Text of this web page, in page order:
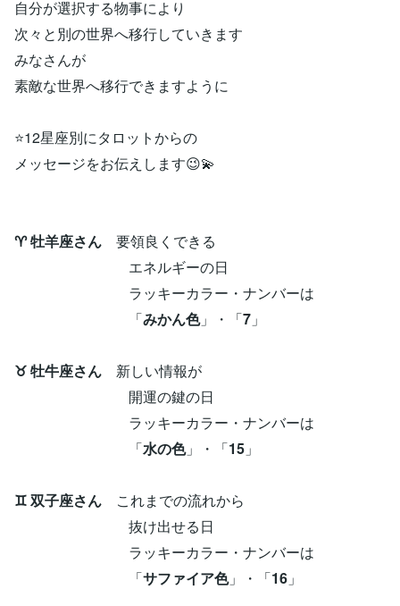
自分が選択する物事により
次々と別の世界へ移行していきます
みなさんが
素敵な世界へ移行できますように
⭐12星座別にタロットからの
メッセージをお伝えします😉💫
♈ 牡羊座さん 要領良くできる
エネルギーの日
ラッキーカラー・ナンバーは
「みかん色」・「7 」
♉ 牡牛座さん 新しい情報が
開運の鍵の日
ラッキーカラー・ナンバーは
「水の色」・「15 」
♊ 双子座さん これまでの流れから
抜け出せる日
ラッキーカラー・ナンバーは
「サファイア色」・「16 」